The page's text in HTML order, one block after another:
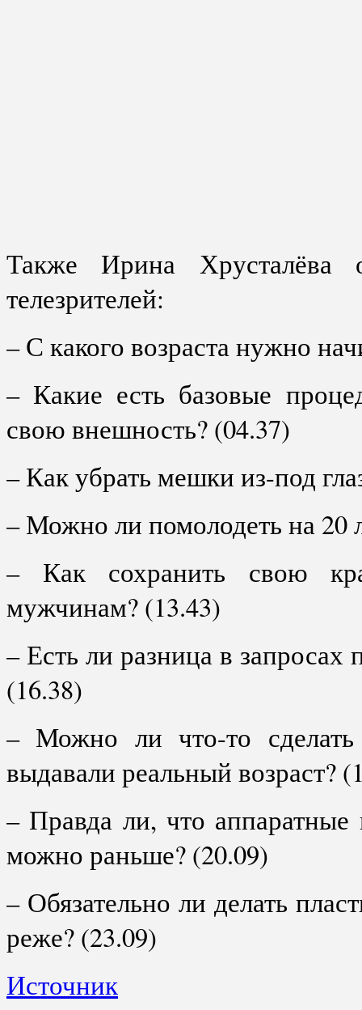
Также Ирина Хрусталёва
телезрителей:
– С какого возраста нужно
– Какие есть базовые
свою внешность? (04.37)
– Как убрать мешки из-под
– Можно ли помолодеть на 20
– Как сохранить свою
мужчинам? (13.43)
– Есть ли разница в запросах
(16.38)
– Можно ли что-то
выдавали реальный возраст?
– Правда ли, что аппаратные
можно раньше? (20.09)
– Обязательно ли делать
реже? (23.09)
Источник